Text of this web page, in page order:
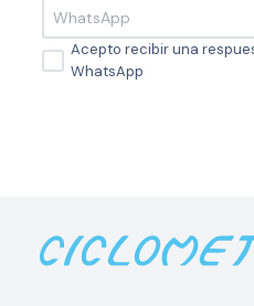
Acepto recibir una
WhatsApp